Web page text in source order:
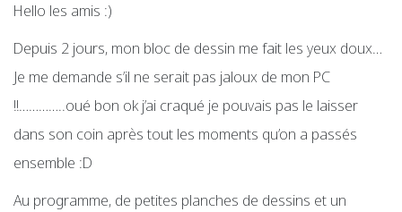
Hello les amis :)
Depuis 2 jours, mon bloc de dessin me fait les yeux doux…
Je me demande s’il ne serait pas jaloux de mon PC
!!…………..oué bon ok j’ai craqué je pouvais pas le laisser
dans son coin après tout les moments qu’on a passés
ensemble :D
Au programme, de petites planches de dessins et un